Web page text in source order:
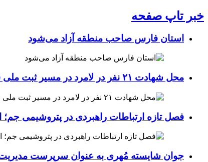
خبر تاپ صفحه
استان فارس صاحب منطقه آزاد می‌شود
محل شهادت ۲۱ نفر در لامرد در مسیر ثبت ملی قرار گرفت
فصل تازه ارتباطات راهبردی در پتروشیمی
جوان شایسته مُهری به عنوان سرپرست